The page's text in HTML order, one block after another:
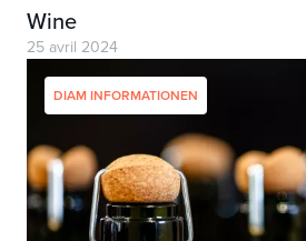
Wine
25 avril 2024
DIAM INFORMATIONEN